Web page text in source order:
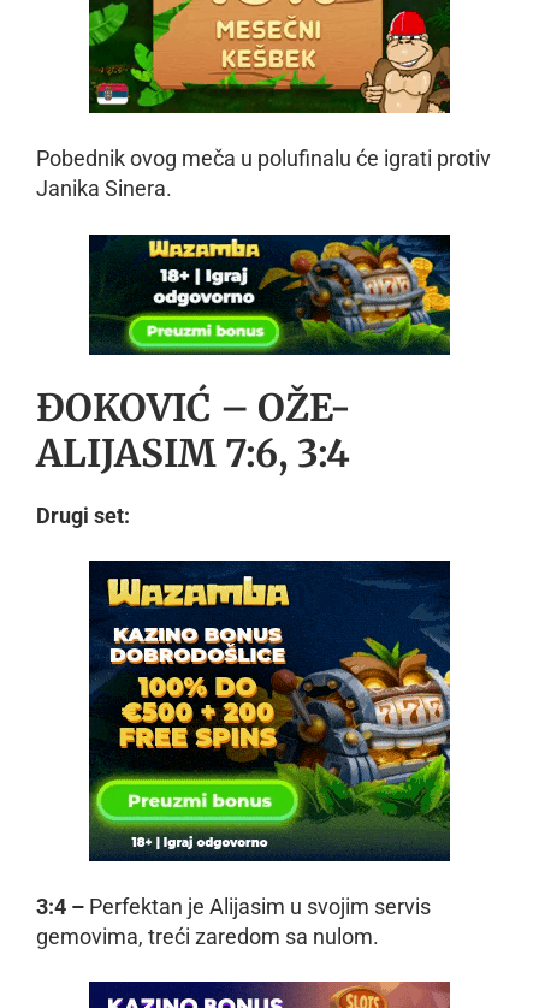
Pobednik ovog meča u polufinalu će igrati protiv
Janika Sinera.
ĐOKOVIĆ – OŽE-
ALIJASIM 7:6, 3:4
Drugi set:
3:4 – Perfektan je Alijasim u svojim servis
gemovima, treći zaredom sa nulom.